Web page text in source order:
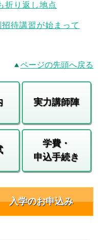
り返し地点
待講習が始まって
ページの先頭へ戻る
実力講師陣
学費・
申込手続き
入学のお申込み